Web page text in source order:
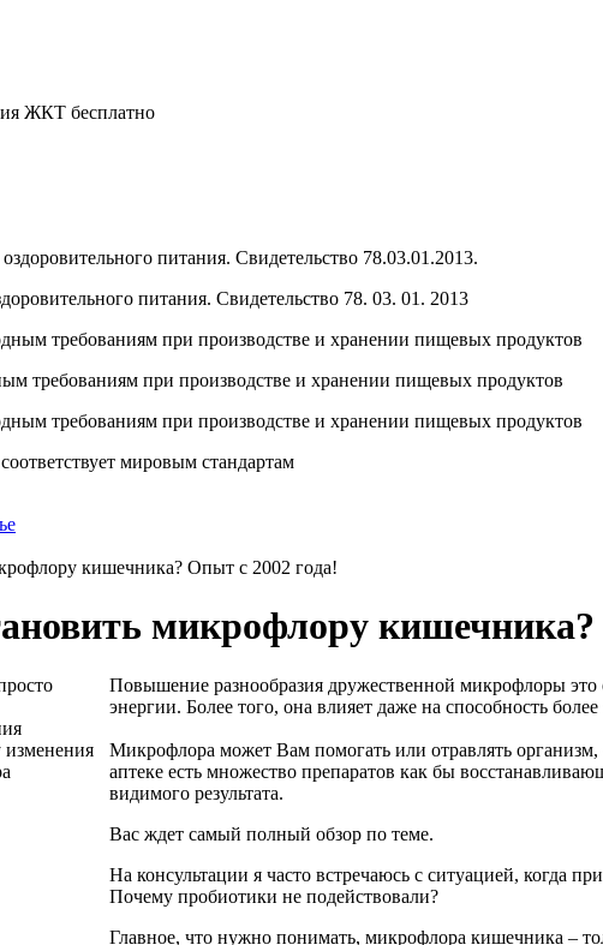
ЖКТ бесплатно
питания. Свидетельство 78. 03. 01. 2013
требованиям при производстве и хранении пищевых продуктов
мировым стандартам
кишечника? Опыт с 2002 года!
микрофлору
Повышение разнообразия дружественной микрофлоры
энергии. Более того, она влияет даже на способность
Микрофлора может Вам помогать или отравлять
аптеке есть множество препаратов как бы
видимого результата.
Вас ждет самый полный обзор по теме.
На консультации я часто встречаюсь с ситуацией, когда
Почему пробиотики не подействовали?
Главное, что нужно понимать, микрофлора кишечника –